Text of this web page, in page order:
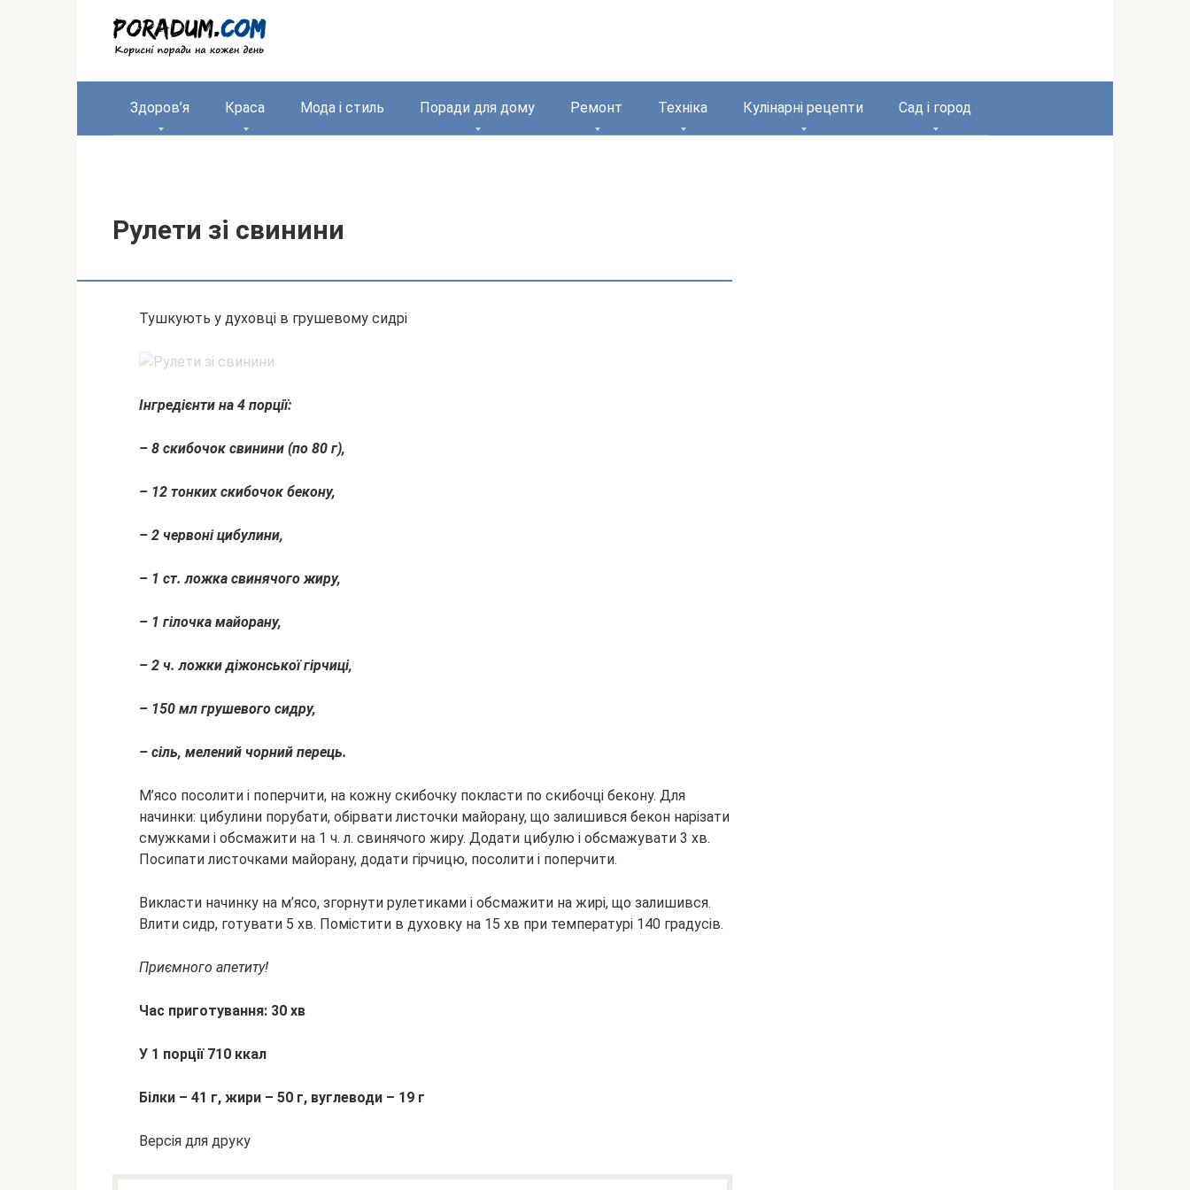
Здоров’я Краса Мода і стиль Поради для дому Ремонт Техніка Кулінарні рецепти Сад і город
Рулети зі свинини
Тушкують у духовці в грушевому сидрі
Інгредієнти на 4 порції:
– 8 скибочок свинини (по 80 г),
– 12 тонких скибочок бекону,
– 2 червоні цибулини,
– 1 ст. ложка свинячого жиру,
– 1 гілочка майорану,
– 2 ч. ложки діжонської гірчиці,
– 150 мл грушевого сидру,
– сіль, мелений чорний перець.
М’ясо посолити і поперчити, на кожну скибочку покласти по скибочці бекону. Для
начинки: цибулини порубати, обірвати листочки майорану, що залишився бекон нарізати
смужками і обсмажити на 1 ч. л. свинячого жиру. Додати цибулю і обсмажувати 3 хв.
Посипати листочками майорану, додати гірчицю, посолити і поперчити.
Викласти начинку на м’ясо, згорнути рулетиками і обсмажити на жирі, що залишився.
Влити сидр, готувати 5 хв. Помістити в духовку на 15 хв при температурі 140 градусів.
Приємного апетиту!
Час приготування: 30 хв
У 1 порції 710 ккал
Білки – 41 г, жири – 50 г, вуглеводи – 19 г
Версія для друку